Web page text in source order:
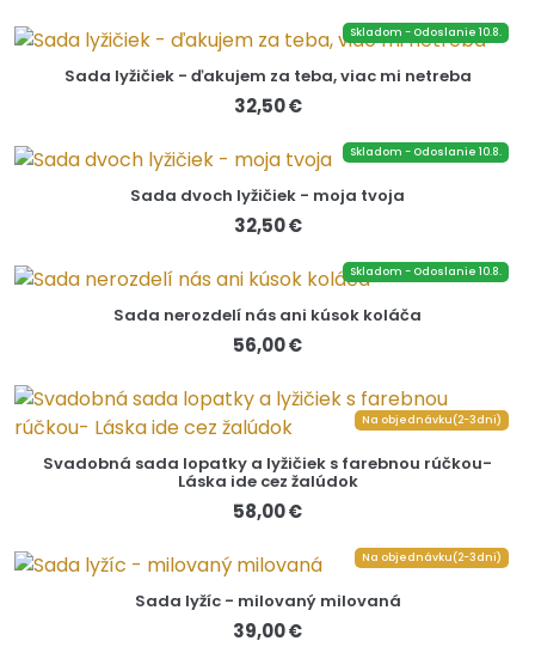
Skladom - Odoslanie 10.8.
Sada lyžičiek - ďakujem za teba, viac mi netreba
32,50 €
Skladom - Odoslanie 10.8.
Sada dvoch lyžičiek - moja tvoja
32,50 €
Skladom - Odoslanie 10.8.
Sada nerozdelí nás ani kúsok koláča
56,00 €
Na objednávku(2-3dni)
Svadobná sada lopatky a lyžičiek s farebnou rúčkou-
Láska ide cez žalúdok
58,00 €
Na objednávku(2-3dni)
Sada lyžíc - milovaný milovaná
39,00 €